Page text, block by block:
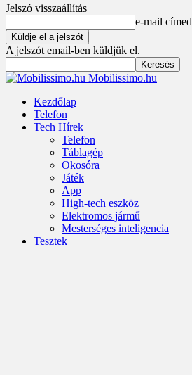
Jelszó visszaállítás
e-mail címed
A jelszót email-ben küldjük el.
Mobilissimo.hu
Kezdőlap
Telefon
Tech Hírek
Telefon
Táblagép
Okosóra
Játék
App
High-tech eszköz
Elektromos jármű
Mesterséges inteligencia
Tesztek